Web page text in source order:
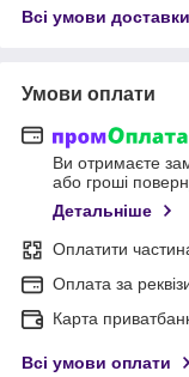
Всі умови доставки
Умови оплати
Ви отримаєте
або гроші
Детальніше
Оплатити
Оплата за
Карта
Всі умови оплати